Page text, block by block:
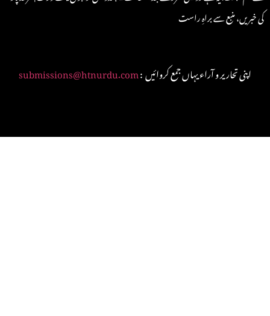
کی خبریں، منبع سے براہِ راست
submissions@htnurdu.com : اپنی تحاریر و آراء یہاں جمع کروائیں